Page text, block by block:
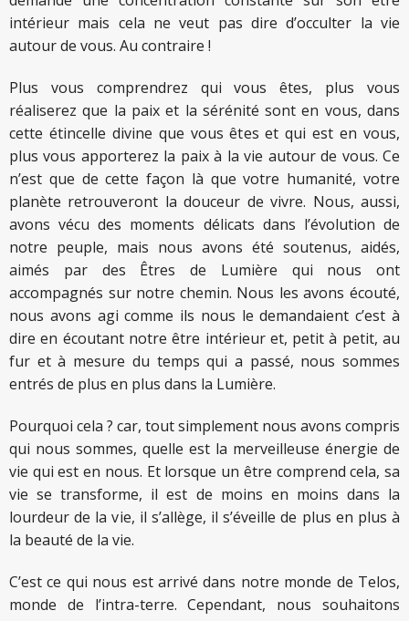
intérieur mais cela ne veut pas dire d’occulter la vie
autour de vous. Au contraire !
Plus vous comprendrez qui vous êtes, plus vous
réaliserez que la paix et la sérénité sont en vous, dans
cette étincelle divine que vous êtes et qui est en vous,
plus vous apporterez la paix à la vie autour de vous. Ce
n’est que de cette façon là que votre humanité, votre
planète retrouveront la douceur de vivre. Nous, aussi,
avons vécu des moments délicats dans l’évolution de
notre peuple, mais nous avons été soutenus, aidés,
aimés par des Êtres de Lumière qui nous ont
accompagnés sur notre chemin. Nous les avons écouté,
nous avons agi comme ils nous le demandaient c’est à
dire en écoutant notre être intérieur et, petit à petit, au
fur et à mesure du temps qui a passé, nous sommes
entrés de plus en plus dans la Lumière.
Pourquoi cela ? car, tout simplement nous avons compris
qui nous sommes, quelle est la merveilleuse énergie de
vie qui est en nous. Et lorsque un être comprend cela, sa
vie se transforme, il est de moins en moins dans la
lourdeur de la vie, il s’allège, il s’éveille de plus en plus à
la beauté de la vie.
C’est ce qui nous est arrivé dans notre monde de Telos,
monde de l’intra-terre. Cependant, nous souhaitons